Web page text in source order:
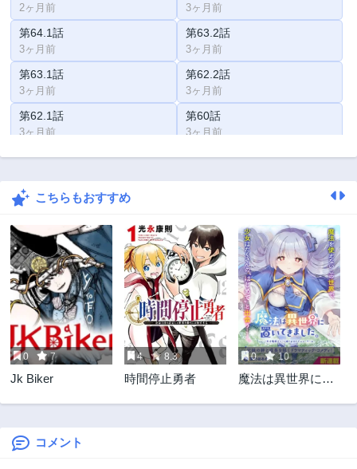
2ヶ月前 3ヶ月前
第64.1話
3ヶ月前
第63.2話
3ヶ月前
第63.1話
3ヶ月前
第62.2話
3ヶ月前
第62.1話
3ヶ月前
第60話
3ヶ月前
第59話 第58話
第57話
第55話
3ヶ月前
第54話
3ヶ月前
第53話
3ヶ月前
第52話
3ヶ月前
第51話
3ヶ月前
第50話
3ヶ月前
第49話
3ヶ月前
第48話
3ヶ月前
第47話 第46話
第45話
こちらもおすすめ
0 7
Jk Biker
4 8.3
時間停止勇者
0 10
魔法は異世界に置
妹のよわくてニュ
コメント